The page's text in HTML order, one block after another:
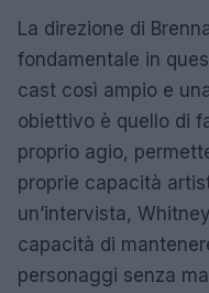
La direzione di
fondamentale in
cast così ampio e
obiettivo è quello di
proprio agio,
proprie capacità
un’intervista,
capacità di
personaggi senza